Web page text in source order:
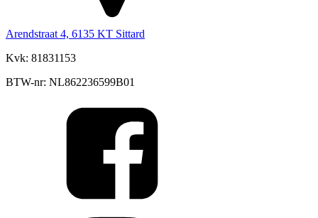
Arendstraat 4, 6135 KT Sittard
Kvk: 81831153
BTW-nr: NL862236599B01